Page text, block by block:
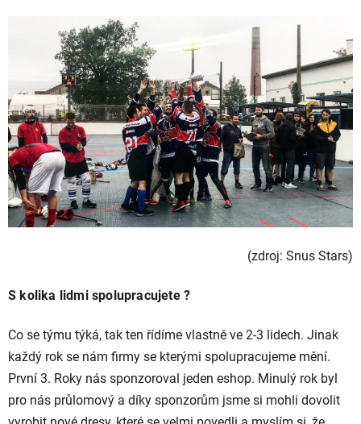
(zdroj: Snus Stars)
S kolika lidmi spolupracujete ?
Co se týmu týká, tak ten řídíme vlastně ve 2-3 lidech. Jinak
každý rok se nám firmy se kterými spolupracujeme mění.
První 3. Roky nás sponzoroval jeden eshop. Minulý rok byl
pro nás průlomový a díky sponzorům jsme si mohli dovolit